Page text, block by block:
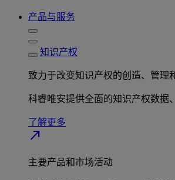
产品与服务
知识产权
致力于改变知识产权的创造、管理
科睿唯安提供全面的知识产权数据
了解更多
north_east
主要产品和市场活动